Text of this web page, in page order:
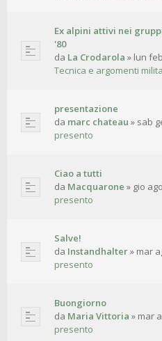
Ex alpini attivi nei
'80
da La Crodarola » lun
Tecnica e argomenti
presentazione
da marc chateau » sab
presento
Ciao a tutti
da Macquarone » gio
presento
Salve!
da Instandhalter» mar
presento
Buongiorno
da Maria Vittoria » mar
presento